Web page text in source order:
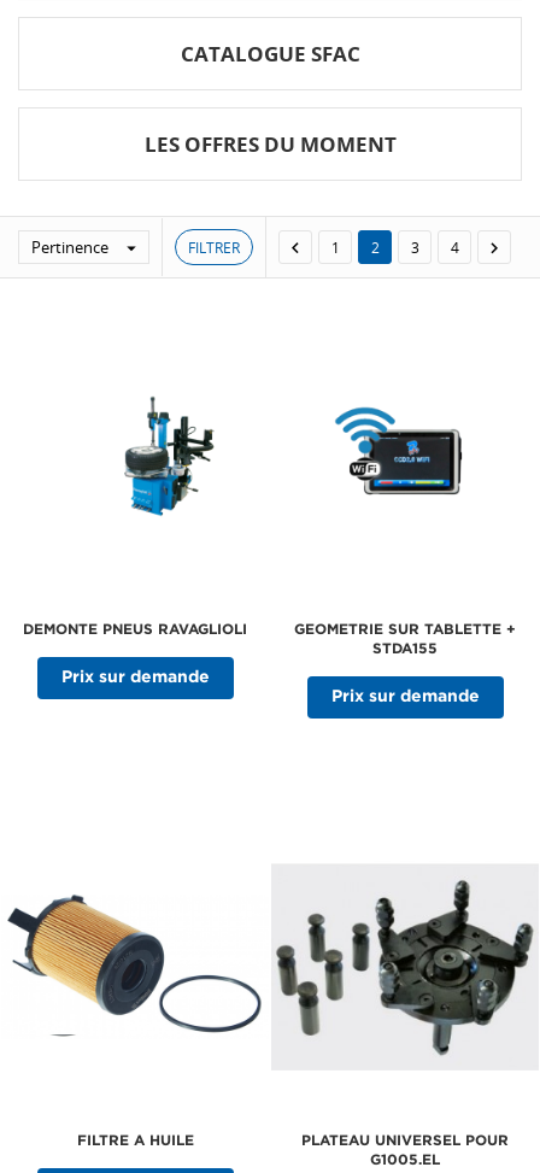
CATALOGUE SFAC
LES OFFRES DU MOMENT
Pertinence  FILTRER  1 2 3 4 
DEMONTE PNEUS RAVAGLIOLI
Prix sur demande
GEOMETRIE SUR TABLETTE +
STDA155
Prix sur demande
FILTRE A HUILE
PLATEAU UNIVERSEL POUR
G1005.EL